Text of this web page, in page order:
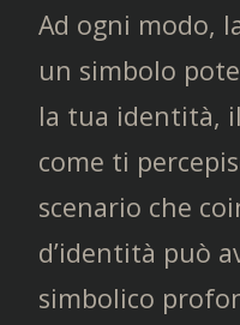
Ad ogni modo,
un simbolo
la tua identità,
come ti
scenario che
d’identità può
simbolico